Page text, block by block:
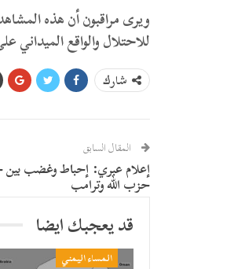
ويرى مراقبون أن هذه
للاحتلال والواقع
شارك
المقال السابق
إعلام عبري: إحباط وغضب بين
حزب الله وترامب
قد يعجبك ايضا
المساء اليمني